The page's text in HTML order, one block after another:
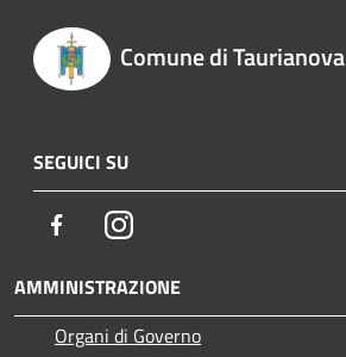
Comune di Taurianova
SEGUICI SU
FacebookInstagram
AMMINISTRAZIONE
Organi di Governo